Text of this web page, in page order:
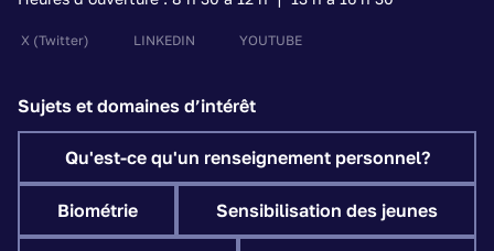
X (Twitter) LINKEDIN YOUTUBE
Sujets et domaines d’intérêt
Qu'est-ce qu'un renseignement personnel?
Biométrie Sensibilisation des jeunes